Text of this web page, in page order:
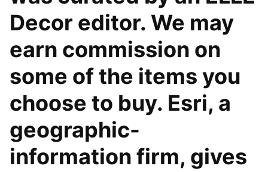
Decor editor. We may
earn commission on
some of the items you
choose to buy. Esri, a
geographic-
information firm, gives